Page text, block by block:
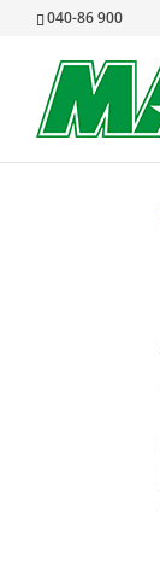
040-86 900